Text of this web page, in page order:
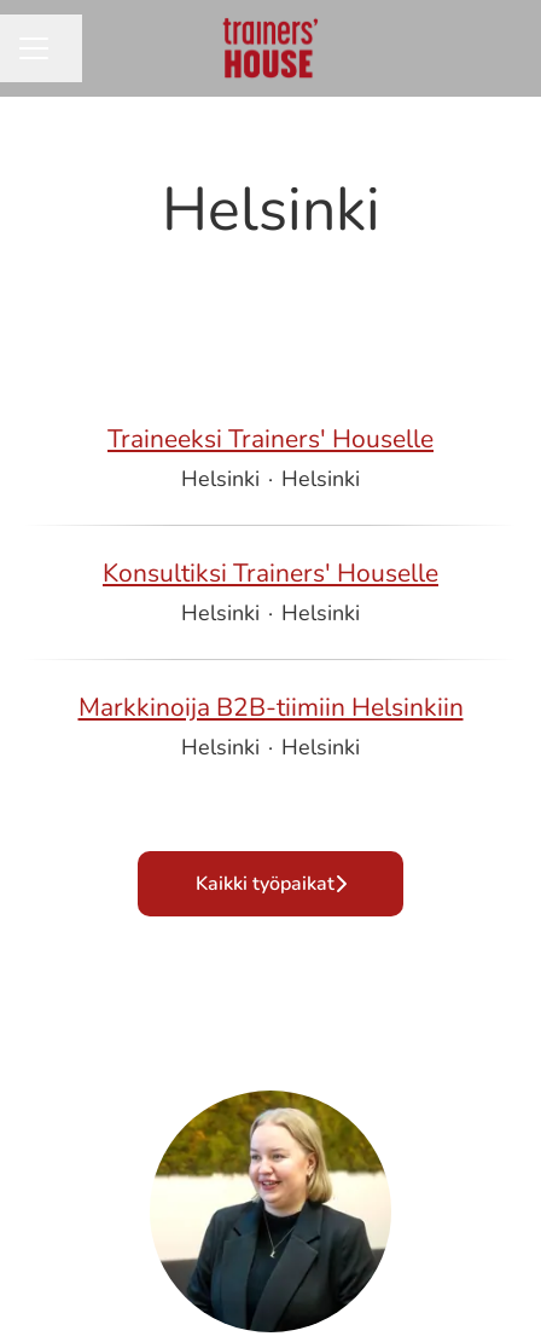
Helsinki
Traineeksi Trainers' Houselle
Helsinki · Helsinki
Konsultiksi Trainers' Houselle
Helsinki · Helsinki
Markkinoija B2B-tiimiin Helsinkiin
Helsinki · Helsinki
Kaikki työpaikat